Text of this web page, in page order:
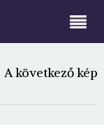
A következő kép